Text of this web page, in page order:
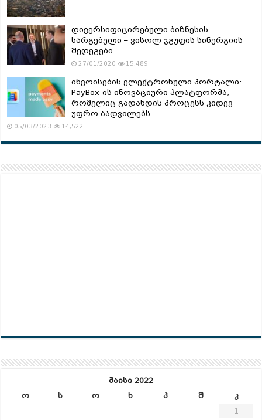
დივერსიფიცირებული ბიზნესის
სარგებელი – ვისოლ ჯგუფის სინერგიის
შედეგები
27/01/2020 15,489
ინვოისების ელექტრონული პორტალი:
PayBox-ის ინოვაციური პლატფორმა,
რომელიც გადახდის პროცესს კიდევ
უფრო აადვილებს
05/03/2023 14,522
მაისი 2022
ო
ს ო ხ პ შ
კ
1